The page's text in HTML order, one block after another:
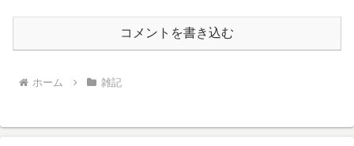
コメントを書き込む
ホーム 雑記